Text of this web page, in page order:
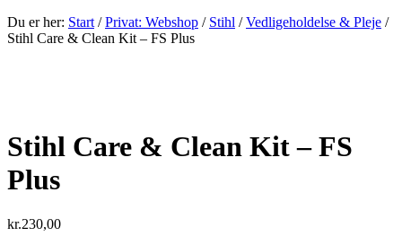
Du er her: Start / Privat: Webshop / Stihl / Vedligeholdelse & Pleje /
Stihl Care & Clean Kit – FS Plus
Stihl Care & Clean Kit – FS
Plus
kr.230,00